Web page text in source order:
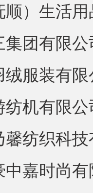
生活用
团有限公
装有限
机有限公
纺织科技
嘉时尚有